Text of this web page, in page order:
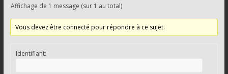
Affichage de 1 message (sur 1 au total)
Vous devez être connecté pour répondre à ce sujet.
Identifiant: